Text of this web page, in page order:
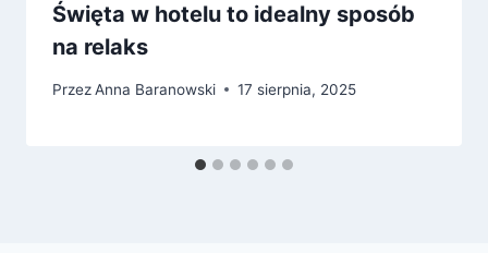
Święta w hotelu to idealny sposób
na relaks
PrzezAnna Baranowski 17 sierpnia, 2025